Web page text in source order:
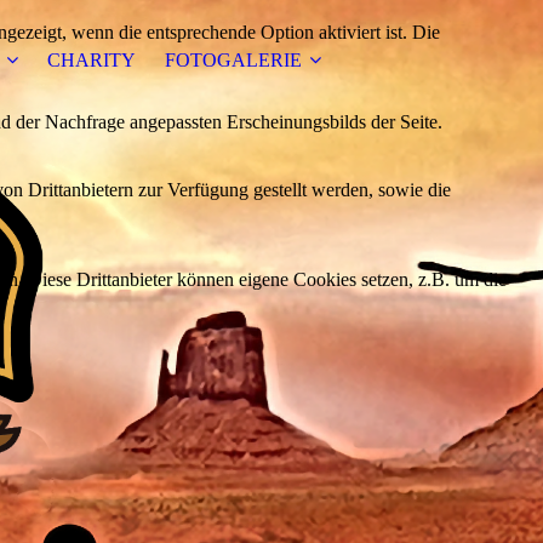
CHARITY FOTOGALERIE
wenn die entsprechende Option aktiviert ist. Die
Nachfrage angepassten Erscheinungsbilds der Seite.
Drittanbietern zur Verfügung gestellt werden, sowie die
Diese Drittanbieter können eigene Cookies setzen, z.B. um die